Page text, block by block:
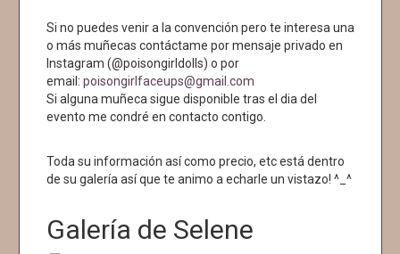
Si no puedes venir a la convención pero te interesa una
o más muñecas contáctame por mensaje privado en
Instagram (@poisongirldolls) o por
email: poisongirlfaceups@gmail.com
Si alguna muñeca sigue disponible tras el dia del
evento me condré en contacto contigo.
Toda su información así como precio, etc está dentro
de su galería así que te animo a echarle un vistazo! ^_^
Galería de Selene